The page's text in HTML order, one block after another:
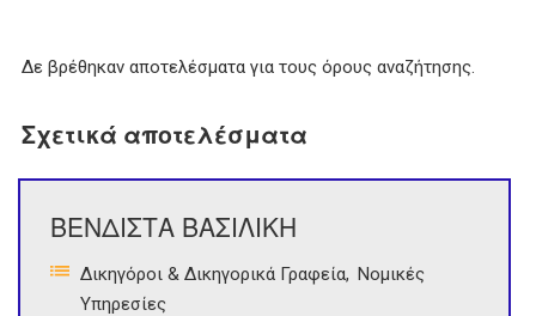
Δε βρέθηκαν αποτελέσματα για τους όρους αναζήτησης.
Σχετικά αποτελέσματα
ΒΕΝΔΙΣΤΑ ΒΑΣΙΛΙΚΗ
Δικηγόροι & Δικηγορικά Γραφεία Νομικές
Υπηρεσίες